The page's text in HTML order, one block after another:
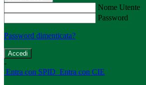
Nome Utente
Password
Password dimenticata?
-
Entra con SPID Entra con CIE